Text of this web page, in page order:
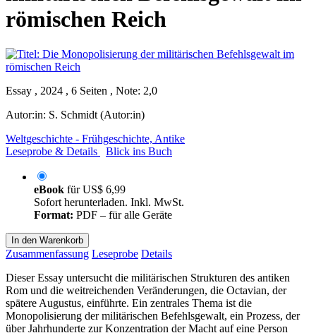
römischen Reich
Essay , 2024 , 6 Seiten , Note: 2,0
Autor:in: S. Schmidt (Autor:in)
Weltgeschichte - Frühgeschichte, Antike
Leseprobe & Details
Blick ins Buch
eBook fürUS$ 6,99
Sofort herunterladen. Inkl. MwSt.
Format: PDF – für alle Geräte
In den Warenkorb
Zusammenfassung Leseprobe Details
Dieser Essay untersucht die militärischen Strukturen des antiken
Rom und die weitreichenden Veränderungen, die Octavian, der
spätere Augustus, einführte. Ein zentrales Thema ist die
Monopolisierung der militärischen Befehlsgewalt, ein Prozess, der
über Jahrhunderte zur Konzentration der Macht auf eine Person